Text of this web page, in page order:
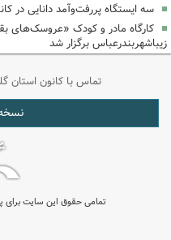
سه ایستگاه پررفت‌وآمد دانایی در
کارگاه مادر و کودک «عروسک‌های
زیباشهربندرعباس برگزار شد
تماس با کانون استان
تمامی حقوق این سایت برای